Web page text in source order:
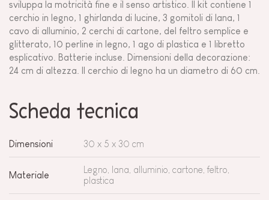
sviluppa la motricità fine e il senso artistico. Il kit contiene 1
cerchio in legno, 1 ghirlanda di lucine, 3 gomitoli di lana, 1
cavo di alluminio, 2 cerchi di cartone, del feltro semplice e
glitterato, 10 perline in legno, 1 ago di plastica e 1 libretto
esplicativo. Batterie incluse. Dimensioni della decorazione:
24 cm di altezza. Il cerchio di legno ha un diametro di 60 cm.
Scheda tecnica
Dimensioni 30 x 5 x 30 cm
Materiale
Legno, lana, alluminio, cartone, feltro,
plastica